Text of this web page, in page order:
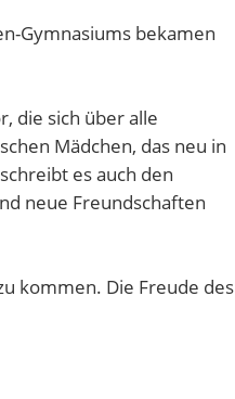
Gymnasiums bekamen
die sich über alle
Mädchen, das neu in
es auch den
neue Freundschaften
kommen. Die Freude des